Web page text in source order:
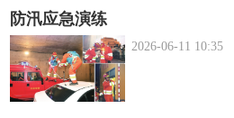
防汛应急演练
2026-06-11 10:35